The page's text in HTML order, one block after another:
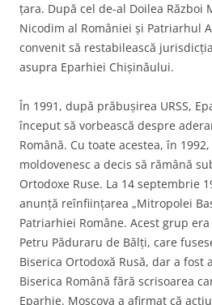
țara. După cel de-al Doilea Război
Nicodim al României și Patriarhul
convenit să restabilească
asupra Eparhiei Chișinăului.
În 1991, după prăbușirea URSS,
început să vorbească despre
Română. Cu toate acestea, în
moldovenesc a decis să rămână
Ortodoxe Ruse. La 14 septembrie
anunță reînființarea „Mitropolei
Patriarhiei Române. Acest grup
Petru Păduraru de Bălți, care
Biserica Ortodoxă Rusă, dar a fost
Biserica Română fără scrisoarea
Eparhie. Moscova a afirmat că